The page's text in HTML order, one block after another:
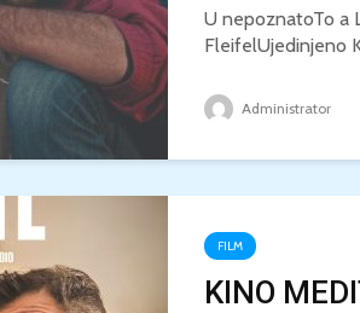
U nepoznatoTo a
FleifelUjedinjeno
Administrator
FILM
KINO